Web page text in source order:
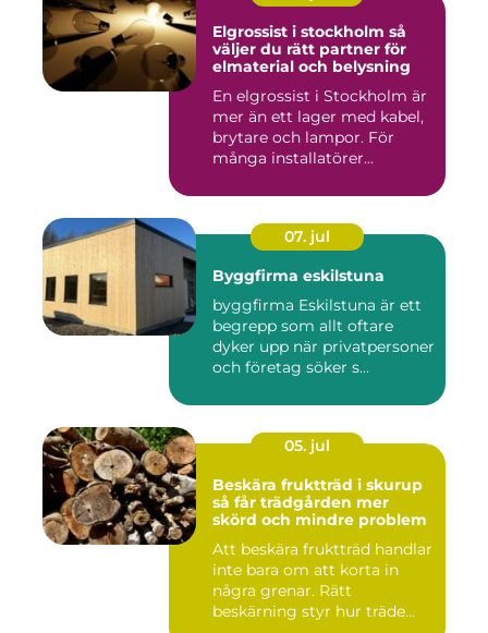
Elgrossist i stockholm så
väljer du rätt partner för
elmaterial och belysning
En elgrossist i Stockholm är
mer än ett lager med kabel,
brytare och lampor. För
många installatörer...
07. jul
Byggfirma eskilstuna
byggfirma Eskilstuna är ett
begrepp som allt oftare
dyker upp när privatpersoner
och företag söker s...
05. jul
Beskära fruktträd i skurup
så får trädgården mer
skörd och mindre problem
Att beskära fruktträd handlar
inte bara om att korta in
några grenar. Rätt
beskärning styr hur träde...